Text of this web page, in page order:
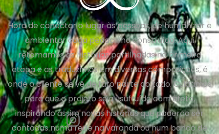
Hora de conectar o lugar às pessoas, de humanizar e
ambientar cada pedacinho construído. Aqui
retomamos as histórias partilhadas na primeira
etapa e as traduzimos em diversas composições, é
onde o cliente se vê de fato parte do todo. Cuidamos
para que o projeto seja usufruído com afeto,
inspirando assim novas histórias que poderão ser
contadas numa rede na varanda ou num banco de
@estarurbano